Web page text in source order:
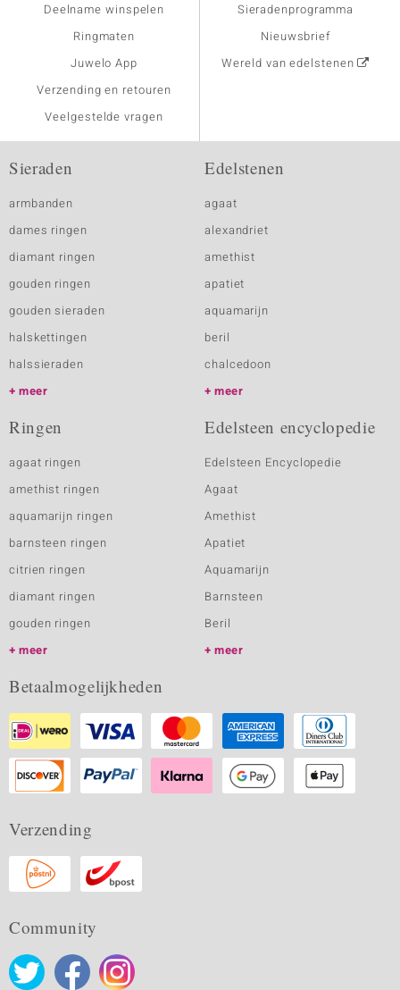
Deelname winspelen
Ringmaten
Juwelo App
Verzending en retouren
Veelgestelde vragen
Sieradenprogramma
Nieuwsbrief
Wereld van edelstenen
Sieraden
armbanden
dames ringen
diamant ringen
gouden ringen
gouden sieraden
halskettingen
halssieraden
meer
Edelstenen
agaat
alexandriet
amethist
apatiet
aquamarijn
beril
chalcedoon
meer
Ringen
agaat ringen
amethist ringen
aquamarijn ringen
barnsteen ringen
citrien ringen
diamant ringen
gouden ringen
meer
Edelsteen encyclopedie
Edelsteen Encyclopedie
Agaat
Amethist
Apatiet
Aquamarijn
Barnsteen
Beril
meer
Betaalmogelijkheden
Verzending
Community